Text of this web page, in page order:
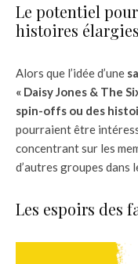
Le potentiel
histoires élargies
Alors que l’idée d’une
« Daisy Jones & The
spin-offs ou des
pourraient être
concentrant sur les
d’autres groupes dans
Les espoirs des